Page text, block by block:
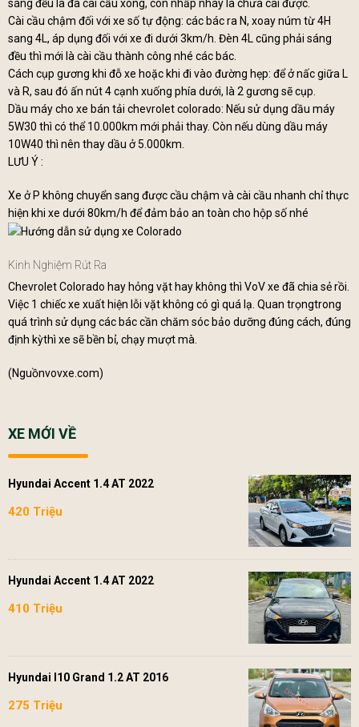
sáng đều là đã cài cầu xong, còn nhấp nháy là chưa cài được.
Cài cầu chậm đối với xe số tự động: các bác ra N, xoay núm từ 4H
sang 4L, áp dụng đối với xe đi dưới 3km/h. Đèn 4L cũng phải sáng
đều thì mới là cài cầu thành công nhé các bác.
Cách cụp gương khi đỗ xe hoặc khi đi vào đường hẹp: để ở nấc giữa L
và R, sau đó ấn nút 4 cạnh xuống phía dưới, là 2 gương sẽ cụp.
Dầu máy cho xe bán tải chevrolet colorado: Nếu sử dụng dầu máy
5W30 thì có thể 10.000km mới phải thay. Còn nếu dùng dầu máy
10W40 thì nên thay dầu ở 5.000km.
LƯU Ý :
Xe ở P không chuyển sang được cầu chậm và cài cầu nhanh chỉ thực
hiện khi xe dưới 80km/h để đảm bảo an toàn cho hộp số nhé
Kinh Nghiệm Rút Ra
Chevrolet Colorado hay hỏng vặt hay không thì VoV xe đã chia sẻ rồi.
Việc 1 chiếc xe xuất hiện lỗi vặt không có gì quá lạ. Quan trọngtrong
quá trình sử dụng các bác cần chăm sóc bảo dưỡng đúng cách, đúng
định kỳthì xe sẽ bền bỉ, chạy mượt mà.
(Nguồnvovxe.com)
XE MỚI VỀ
Hyundai Accent 1.4 AT 2022
420 Triệu
Hyundai Accent 1.4 AT 2022
410 Triệu
Hyundai I10 Grand 1.2 AT 2016
275 Triệu